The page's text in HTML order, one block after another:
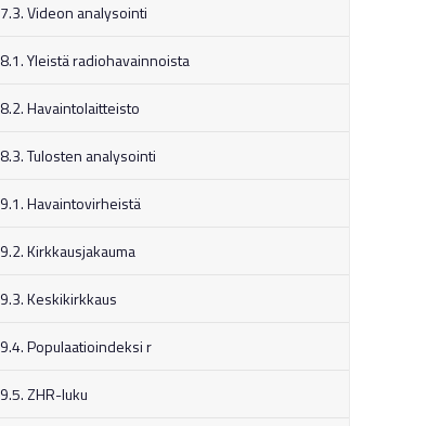
7.3. Videon analysointi
8.1. Yleistä radiohavainnoista
8.2. Havaintolaitteisto
8.3. Tulosten analysointi
9.1. Havaintovirheistä
9.2. Kirkkausjakauma
9.3. Keskikirkkaus
9.4. Populaatioindeksi r
9.5. ZHR-luku